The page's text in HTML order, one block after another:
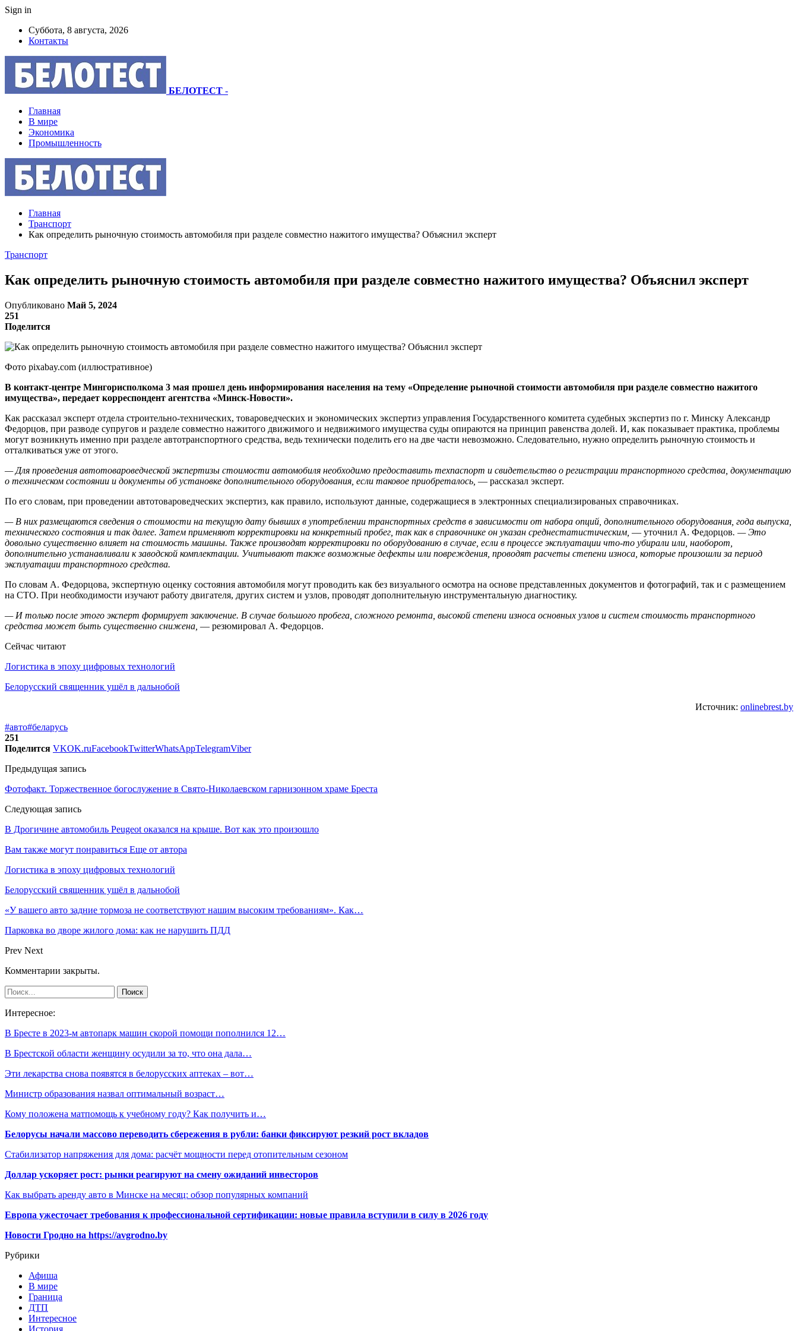
Sign in
Суббота, 8 августа, 2026
Контакты
БЕЛОТЕСТ -
Главная
В мире
Экономика
Промышленность
Главная
Транспорт
Как определить рыночную стоимость автомобиля при разделе совместно нажитого имущества? Объяснил эксперт
Транспорт
Как определить рыночную стоимость автомобиля при разделе совместно нажитого имущества? Объяснил эксперт
Опубликовано Май 5, 2024
251
Поделится
Фото pixabay.com (иллюстративное)
В контакт-центре Мингорисполкома 3 мая прошел день информирования населения на тему «Определение рыночной стоимости автомобиля при разделе совместно нажитого
имущества», передает корреспондент агентства «Минск-Новости».
Как рассказал эксперт отдела строительно-технических, товароведческих и экономических экспертиз управления Государственного комитета судебных экспертиз по г. Минску Александр
Федорцов, при разводе супругов и разделе совместно нажитого движимого и недвижимого имущества суды опираются на принцип равенства долей. И, как показывает практика, проблемы
могут возникнуть именно при разделе автотранспортного средства, ведь технически поделить его на две части невозможно. Следовательно, нужно определить рыночную стоимость и
отталкиваться уже от этого.
— Для проведения автотовароведческой экспертизы стоимости автомобиля необходимо предоставить техпаспорт и свидетельство о регистрации транспортного средства, документацию
о техническом состоянии и документы об установке дополнительного оборудования, если таковое приобреталось, — рассказал эксперт.
По его словам, при проведении автотовароведческих экспертиз, как правило, используют данные, содержащиеся в электронных специализированых справочниках.
— В них размещаются сведения о стоимости на текущую дату бывших в употреблении транспортных средств в зависимости от набора опций, дополнительного оборудования, года выпуска,
технического состояния и так далее. Затем применяют корректировки на конкретный пробег, так как в справочнике он указан среднестатистическим, — уточнил А. Федорцов. — Это
довольно существенно влияет на стоимость машины. Также производят корректировки по оборудованию в случае, если в процессе эксплуатации что-то убирали или, наоборот,
дополнительно устанавливали к заводской комплектации. Учитывают также возможные дефекты или повреждения, проводят расчеты степени износа, которые произошли за период
эксплуатации транспортного средства.
По словам А. Федорцова, экспертную оценку состояния автомобиля могут проводить как без визуального осмотра на основе представленных документов и фотографий, так и с размещением
на СТО. При необходимости изучают работу двигателя, других систем и узлов, проводят дополнительную инструментальную диагностику.
— И только после этого эксперт формирует заключение. В случае большого пробега, сложного ремонта, высокой степени износа основных узлов и систем стоимость транспортного
средства может быть существенно снижена, — резюмировал А. Федорцов.
Сейчас читают
Логистика в эпоху цифровых технологий
Белорусский священник ушёл в дальнобой
Источник: onlinebrest.by
#авто#беларусь
251
Поделится VKOK.ruFacebookTwitterWhatsAppTelegramViber
Предыдущая запись
Фотофакт. Торжественное богослужение в Свято-Николаевском гарнизонном храме Бреста
Следующая запись
В Дрогичине автомобиль Peugeot оказался на крыше. Вот как это произошло
Вам также могут понравиться Еще от автора
Логистика в эпоху цифровых технологий
Белорусский священник ушёл в дальнобой
«У вашего авто задние тормоза не соответствуют нашим высоким требованиям». Как…
Парковка во дворе жилого дома: как не нарушить ПДД
Prev Next
Комментарии закрыты.
Интересное:
В Бресте в 2023-м автопарк машин скорой помощи пополнился 12…
В Брестской области женщину осудили за то, что она дала…
Эти лекарства снова появятся в белорусских аптеках – вот…
Министр образования назвал оптимальный возраст…
Кому положена матпомощь к учебному году? Как получить и…
Белорусы начали массово переводить сбережения в рубли: банки фиксируют резкий рост вкладов
Стабилизатор напряжения для дома: расчёт мощности перед отопительным сезоном
Доллар ускоряет рост: рынки реагируют на смену ожиданий инвесторов
Как выбрать аренду авто в Минске на месяц: обзор популярных компаний
Европа ужесточает требования к профессиональной сертификации: новые правила вступили в силу в 2026 году
Новости Гродно на https://avgrodno.by
Рубрики
Афиша
В мире
Граница
ДТП
Интересное
История